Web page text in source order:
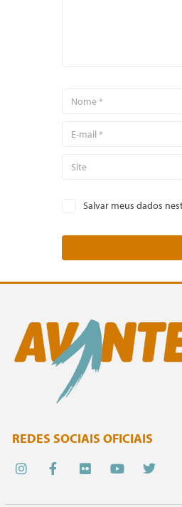
Salvar meus dados
REDES SOCIAIS OFICIAIS